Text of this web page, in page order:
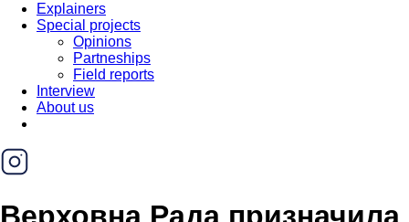
Explainers
Special projects
Opinions
Partneships
Field reports
Interview
About us